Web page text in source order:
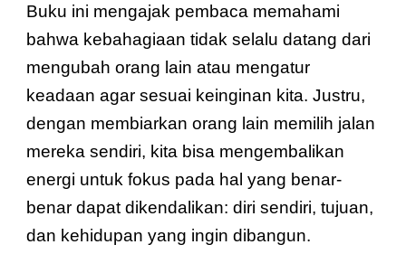
Buku ini mengajak pembaca memahami
bahwa kebahagiaan tidak selalu datang dari
mengubah orang lain atau mengatur
keadaan agar sesuai keinginan kita. Justru,
dengan membiarkan orang lain memilih jalan
mereka sendiri, kita bisa mengembalikan
energi untuk fokus pada hal yang benar-
benar dapat dikendalikan: diri sendiri, tujuan,
dan kehidupan yang ingin dibangun.